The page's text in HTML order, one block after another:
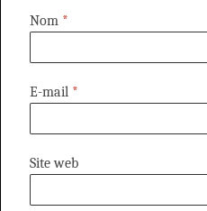
Nom *
E-mail *
Site web